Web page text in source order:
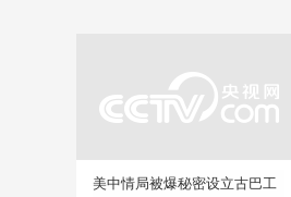
美中情局被爆秘密设立古巴工